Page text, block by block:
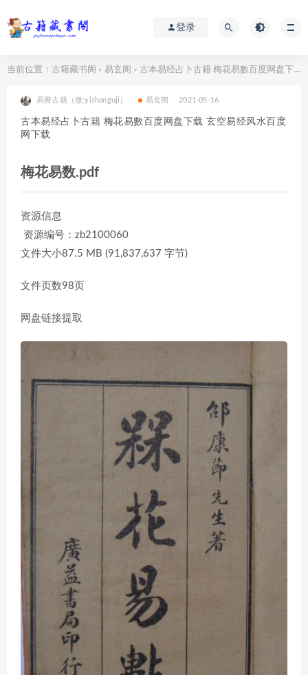
登录
当前位置： 古籍藏书阁 > 易玄阁 > 古本易经占卜古籍 梅花易數百度网盘下载 玄空易经风水百度网下载
易善古籍（微:yishanguji） 易玄阁 2021-05-16
古本易经占卜古籍 梅花易數百度网盘下载 玄空易经风水百度
网下载
梅花易数.pdf
资源信息
资源编号：zb2100060
文件大小87.5 MB (91,837,637 字节)
文件页数98页
网盘链接提取